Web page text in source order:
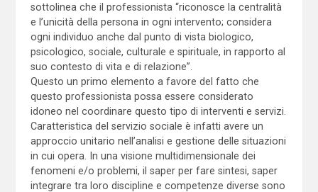
sottolinea che il professionista “riconosce la centralità
e l’unicità della persona in ogni intervento; considera
ogni individuo anche dal punto di vista biologico,
psicologico, sociale, culturale e spirituale, in rapporto al
suo contesto di vita e di relazione”.
Questo un primo elemento a favore del fatto che
questo professionista possa essere considerato
idoneo nel coordinare questo tipo di interventi e servizi.
Caratteristica del servizio sociale è infatti avere un
approccio unitario nell’analisi e gestione delle situazioni
in cui opera. In una visione multidimensionale dei
fenomeni e/o problemi, il saper per fare sintesi, saper
integrare tra loro discipline e competenze diverse sono